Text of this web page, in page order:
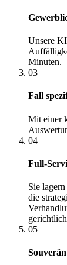
Unsere
Minuten.
03
Fall
Mit einer
04
Full-
Sie
die
05